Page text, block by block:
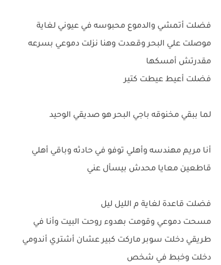
فضلت أتمشي والدموع محبوسه في عيوني لغاية
موصلت علي البحر وقعدت وهنا نزلت دموعي بسرعه
مقدرتش أمسكها
فضلت أعيط عيطت كتير
لما ببقي مخنوقه باجي البحر هو صديقي الوحيد
أنا مريم مهندسه وأهلي توفو في حادثه وباقي أهلي
قاطعين معايا محدش بيسأل عني
فضلت قاعدة لغاية م الليل ليل
مسحت دموعي وقومت بهدوء روحت البيت وأنا في
طريقي دخلت سوبر ماركت كبير عشان أشتري أندومي
دخلت وخبط في شخص